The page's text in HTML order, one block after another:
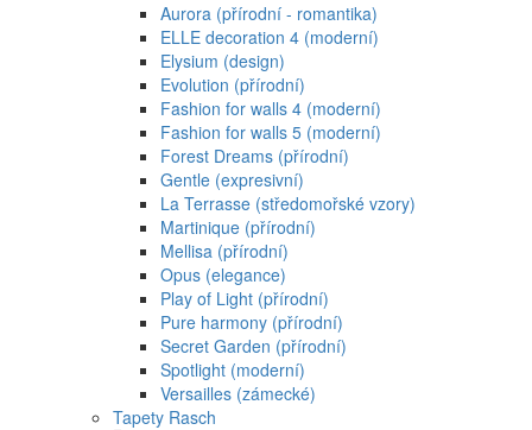
Aurora (přírodní - romantika)
ELLE decoration 4 (moderní)
Elysium (design)
Evolution (přírodní)
Fashion for walls 4 (moderní)
Fashion for walls 5 (moderní)
Forest Dreams (přírodní)
Gentle (expresivní)
La Terrasse (středomořské vzory)
Martinique (přírodní)
Mellisa (přírodní)
Opus (elegance)
Play of Light (přírodní)
Pure harmony (přírodní)
Secret Garden (přírodní)
Spotlight (moderní)
Versailles (zámecké)
Tapety Rasch